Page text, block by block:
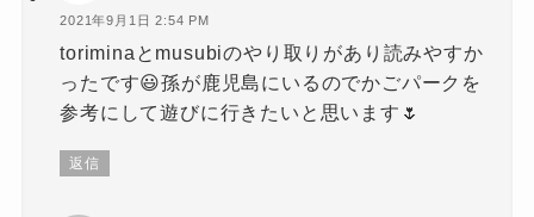
2021年9月1日 2:54 PM
toriminaとmusubiのやり取りがあり読みやすか
ったです😃孫が鹿児島にいるのでかごパークを
参考にして遊びに行きたいと思います🌷
返信